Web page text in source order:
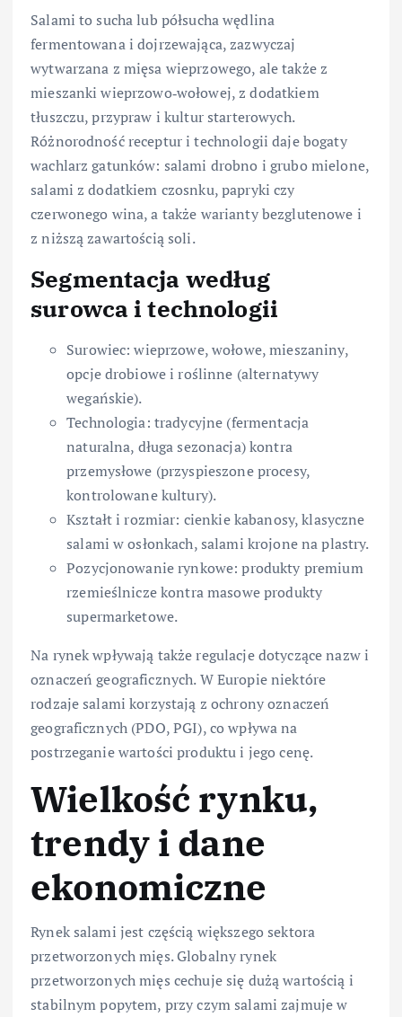
Salami to sucha lub półsucha wędlina
fermentowana i dojrzewająca, zazwyczaj
wytwarzana z mięsa wieprzowego, ale także z
mieszanki wieprzowo‑wołowej, z dodatkiem
tłuszczu, przypraw i kultur starterowych.
Różnorodność receptur i technologii daje bogaty
wachlarz gatunków: salami drobno i grubo mielone,
salami z dodatkiem czosnku, papryki czy
czerwonego wina, a także warianty bezglutenowe i
z niższą zawartością soli.
Segmentacja według
surowca i technologii
Surowiec: wieprzowe, wołowe, mieszaniny,
opcje drobiowe i roślinne (alternatywy
wegańskie).
Technologia: tradycyjne (fermentacja
naturalna, długa sezonacja) kontra
przemysłowe (przyspieszone procesy,
kontrolowane kultury).
Kształt i rozmiar: cienkie kabanosy, klasyczne
salami w osłonkach, salami krojone na plastry.
Pozycjonowanie rynkowe: produkty premium
rzemieślnicze kontra masowe produkty
supermarketowe.
Na rynek wpływają także regulacje dotyczące nazw i
oznaczeń geograficznych. W Europie niektóre
rodzaje salami korzystają z ochrony oznaczeń
geograficznych (PDO, PGI), co wpływa na
postrzeganie wartości produktu i jego cenę.
Wielkość rynku,
trendy i dane
ekonomiczne
Rynek salami jest częścią większego sektora
przetworzonych mięs. Globalny rynek
przetworzonych mięs cechuje się dużą wartością i
stabilnym popytem, przy czym salami zajmuje w